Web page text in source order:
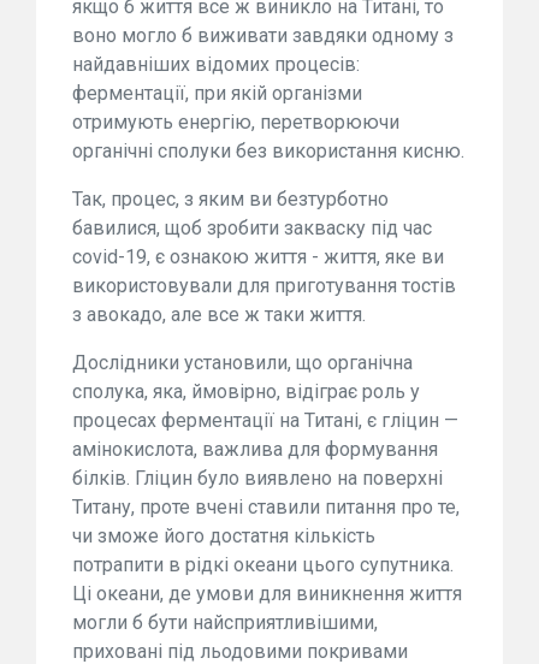
якщо б життя все ж виникло на Титані, то
воно могло б виживати завдяки одному з
найдавніших відомих процесів:
ферментації, при якій організми
отримують енергію, перетворюючи
органічні сполуки без використання кисню.
Так, процес, з яким ви безтурботно
бавилися, щоб зробити закваску під час
covid-19, є ознакою життя - життя, яке ви
використовували для приготування тостів
з авокадо, але все ж таки життя.
Дослідники установили, що органічна
сполука, яка, ймовірно, відіграє роль у
процесах ферментації на Титані, є гліцин —
амінокислота, важлива для формування
білків. Гліцин було виявлено на поверхні
Титану, проте вчені ставили питання про те,
чи зможе його достатня кількість
потрапити в рідкі океани цього супутника.
Ці океани, де умови для виникнення життя
могли б бути найсприятливішими,
приховані під льодовими покривами